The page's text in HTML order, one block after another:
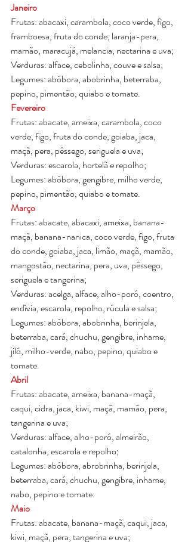
Janeiro
Frutas: abacaxi, carambola, coco verde, figo,
framboesa, fruta do conde, laranja-pera,
mamão, maracujá, melancia, nectarina e uva;
Verduras: alface, cebolinha, couve e salsa;
Legumes: abóbora, abobrinha, beterraba,
pepino, pimentão, quiabo e tomate.
Fevereiro
Frutas: abacate, ameixa, carambola, coco
verde, figo, fruta do conde, goiaba, jaca,
maçã, pera, pêssego, seriguela e uva;
Verduras: escarola, hortelã e repolho;
Legumes: abóbora, gengibre, milho verde,
pepino, pimentão, quiabo e tomate.
Março
Frutas: abacate, abacaxi, ameixa, banana-
maçã, banana-nanica, coco verde, figo, fruta
do conde, goiaba, jaca, limão, maçã, mamão,
mangostão, nectarina, pera, uva, pêssego,
seriguela e tangerina;
Verduras: acelga, alface, alho-poró, coentro,
endívia, escarola, repolho, rúcula e salsa;
Legumes: abóbora, abobrinha, berinjela,
beterraba, cará, chuchu, gengibre, inhame,
jiló, milho-verde, nabo, pepino, quiabo e
tomate.
Abril
Frutas: abacate, ameixa, banana-maçã,
caqui, cidra, jaca, kiwi, maçã, mamão, pera,
tangerina e uva;
Verduras: alface, alho-poró, almeirão,
catalonha, escarola e repolho;
Legumes: abóbora, abrobrinha, berinjela,
beterraba, cará, chuchu, gengibre, inhame,
nabo, pepino e tomate.
Maio
Frutas: abacate, banana-maçã, caqui, jaca,
kiwi, maçã, pera, tangerina e uva;